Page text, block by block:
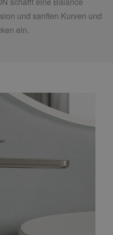
und sanften Kurven und
ein.